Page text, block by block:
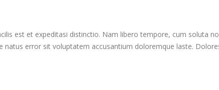
est et expeditasi distinctio. Nam libero tempore, cum soluta
error sit voluptatem accusantium doloremque laste.